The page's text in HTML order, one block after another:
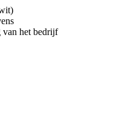
het bedrijf